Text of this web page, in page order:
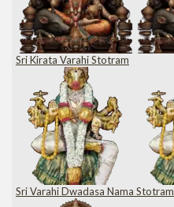
Sri Kirata Varahi Stotram
Sri Varahi Dwadasa Nama Stotram